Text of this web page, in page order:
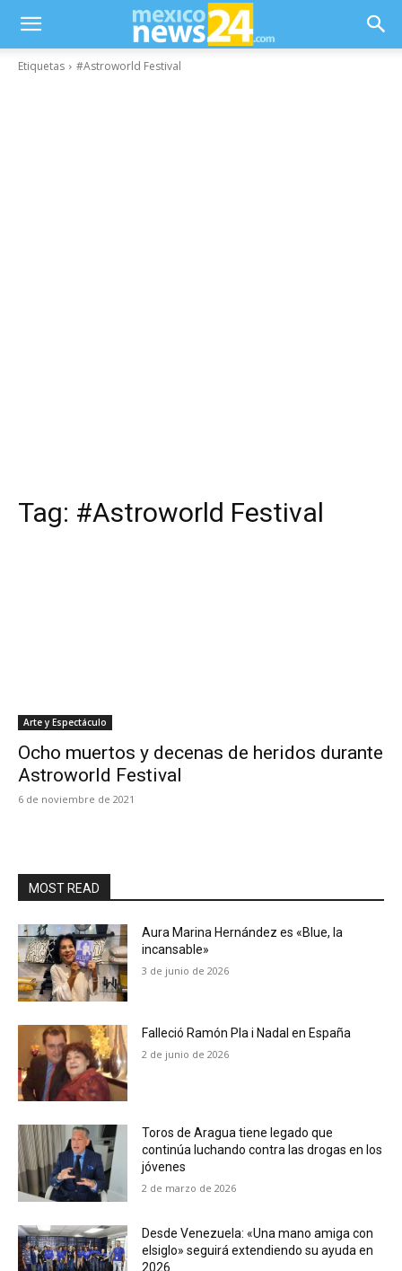
Etiquetas #Astroworld Festival
Tag: #Astroworld Festival
Arte y Espectáculo
Ocho muertos y decenas de heridos durante
Astroworld Festival
6 de noviembre de 2021
MOST READ
Aura Marina Hernández es «Blue, la
incansable»
3 de junio de 2026
Falleció Ramón Pla i Nadal en España
2 de junio de 2026
Toros de Aragua tiene legado que
continúa luchando contra las drogas en los
jóvenes
2 de marzo de 2026
Desde Venezuela: «Una mano amiga con
elsiglo» seguirá extendiendo su ayuda en
2026